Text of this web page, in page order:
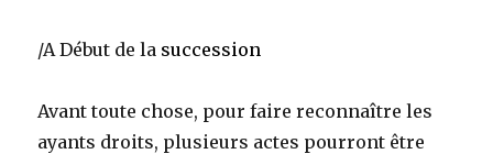
/A Début de la succession
Avant toute chose, pour faire reconnaître les
ayants droits, plusieurs actes pourront être